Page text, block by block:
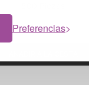
Preferencias
12.5€